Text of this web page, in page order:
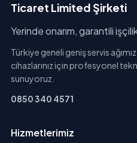
Ticaret Limited Şirketi
Yerinde onarım, garantili
Türkiye geneli geniş servis
cihazlarınız için profesyonel
sunuyoruz.
0850 340 4571
Hizmetlerimiz